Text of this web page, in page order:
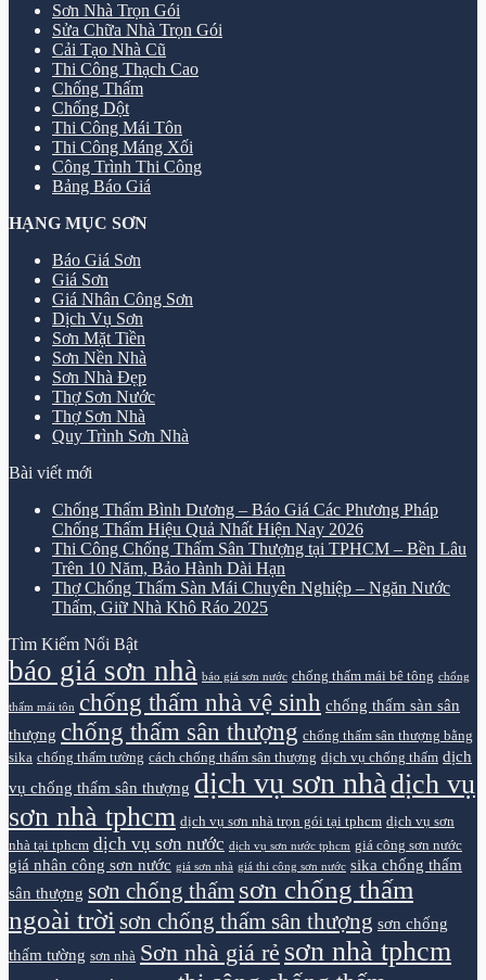
Sơn Nhà Trọn Gói
Sửa Chữa Nhà Trọn Gói
Cải Tạo Nhà Cũ
Thi Công Thạch Cao
Chống Thấm
Chống Dột
Thi Công Mái Tôn
Thi Công Máng Xối
Công Trình Thi Công
Bảng Báo Giá
HẠNG MỤC SƠN
Báo Giá Sơn
Giá Sơn
Giá Nhân Công Sơn
Dịch Vụ Sơn
Sơn Mặt Tiền
Sơn Nền Nhà
Sơn Nhà Đẹp
Thợ Sơn Nước
Thợ Sơn Nhà
Quy Trình Sơn Nhà
Bài viết mới
Chống Thấm Bình Dương – Báo Giá Các Phương Pháp
Chống Thấm Hiệu Quả Nhất Hiện Nay 2026
Thi Công Chống Thấm Sân Thượng tại TPHCM – Bền Lâu
Trên 10 Năm, Bảo Hành Dài Hạn
Thợ Chống Thấm Sàn Mái Chuyên Nghiệp – Ngăn Nước
Thấm, Giữ Nhà Khô Ráo 2025
Tìm Kiếm Nổi Bật
báo giá sơn nhà báo giá sơn nước chống thấm mái bê tông chống
thấm mái tôn chống thấm nhà vệ sinh chống thấm sàn sân
thượng chống thấm sân thượng chống thấm sân thượng bằng
sika chống thấm tường cách chống thấm sân thượng dịch vụ chống thấm dịch
vụ chống thấm sân thượng dịch vụ sơn nhà dịch vụ
sơn nhà tphcm dịch vụ sơn nhà trọn gói tại tphcm dịch vụ sơn
nhà tại tphcm dịch vụ sơn nước dịch vụ sơn nước tphcm giá công sơn nước
giá nhân công sơn nước giá sơn nhà giá thi công sơn nước sika chống thấm
sân thượng sơn chống thấm sơn chống thấm
ngoài trời sơn chống thấm sân thượng sơn chống
thấm tường sơn nhà Sơn nhà giá rẻ sơn nhà tphcm